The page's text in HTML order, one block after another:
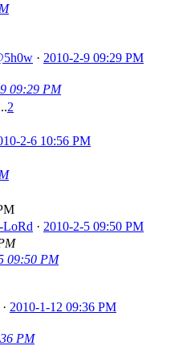
· 2010-2-9 09:29 PM
09:29 PM
2
2-6 10:56 PM
LoRd · 2010-2-5 09:50 PM
09:50 PM
· 2010-1-12 09:36 PM
PM